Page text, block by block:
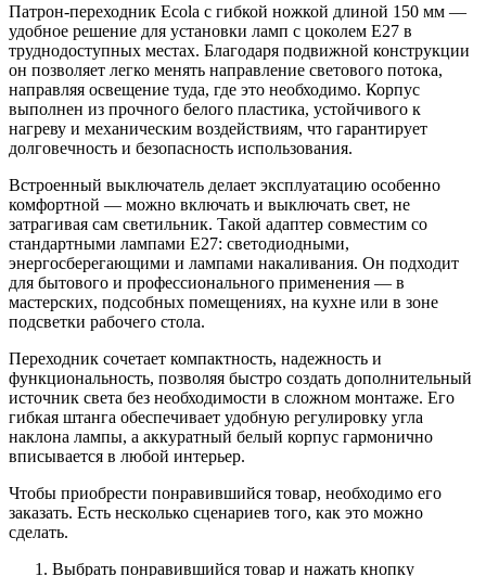
Патрон-переходник Ecola с гибкой ножкой длиной 150 мм —
удобное решение для установки ламп с цоколем E27 в
труднодоступных местах. Благодаря подвижной конструкции
он позволяет легко менять направление светового потока,
направляя освещение туда, где это необходимо. Корпус
выполнен из прочного белого пластика, устойчивого к
нагреву и механическим воздействиям, что гарантирует
долговечность и безопасность использования.
Встроенный выключатель делает эксплуатацию особенно
комфортной — можно включать и выключать свет, не
затрагивая сам светильник. Такой адаптер совместим со
стандартными лампами E27: светодиодными,
энергосберегающими и лампами накаливания. Он подходит
для бытового и профессионального применения — в
мастерских, подсобных помещениях, на кухне или в зоне
подсветки рабочего стола.
Переходник сочетает компактность, надежность и
функциональность, позволяя быстро создать дополнительный
источник света без необходимости в сложном монтаже. Его
гибкая штанга обеспечивает удобную регулировку угла
наклона лампы, а аккуратный белый корпус гармонично
вписывается в любой интерьер.
Чтобы приобрести понравившийся товар, необходимо его
заказать. Есть несколько сценариев того, как это можно
сделать.
Выбрать понравившийся товар и нажать кнопку